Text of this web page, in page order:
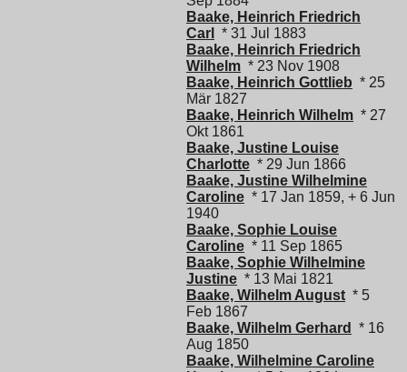
Baake, Heinrich Friedrich
Carl
* 31 Jul 1883
Baake, Heinrich Friedrich
Wilhelm * 23 Nov 1908
Baake, Heinrich Gottlieb * 25
Mär 1827
Baake, Heinrich Wilhelm * 27
Okt 1861
Baake, Justine Louise
Charlotte * 29 Jun 1866
Baake, Justine Wilhelmine
Caroline * 17 Jan 1859, + 6 Jun
1940
Baake, Sophie Louise
Caroline * 11 Sep 1865
Baake, Sophie Wilhelmine
Justine * 13 Mai 1821
Baake, Wilhelm August * 5
Feb 1867
Baake, Wilhelm Gerhard
* 16
Aug 1850
Baake, Wilhelmine Caroline